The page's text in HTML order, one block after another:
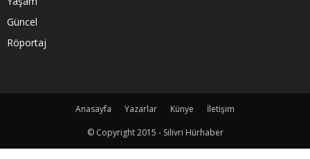
Güncel
Röportaj
Anasayfa Yazarlar Künye
İletişim
© Copyright 2015 - Silivri Hürhaber